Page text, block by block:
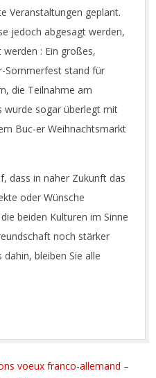
Veranstaltungen geplant.
jedoch abgesagt werden,
: Ein großes,
Sommerfest stand für
die Teilnahme am
wurde sogar überlegt mit
Buc-er Weihnachtsmarkt
dass in naher Zukunft das
oder Wünsche
beiden Kulturen im Sinne
noch stärker
bleiben Sie alle
voeux franco-allemand –